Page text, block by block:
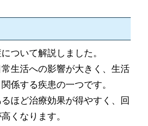
ついて解説しました。
生活への影響が大きく、生活
係する疾患の一つです。
ほど治療効果が得やすく、回
くなります。